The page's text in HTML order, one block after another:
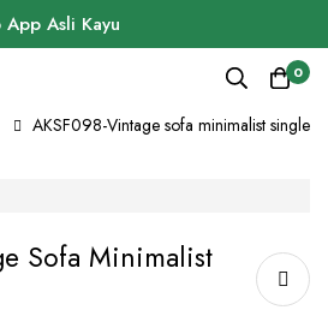
Asli Kayu
0
AKSF098-Vintage sofa minimalist single
Sofa Minimalist